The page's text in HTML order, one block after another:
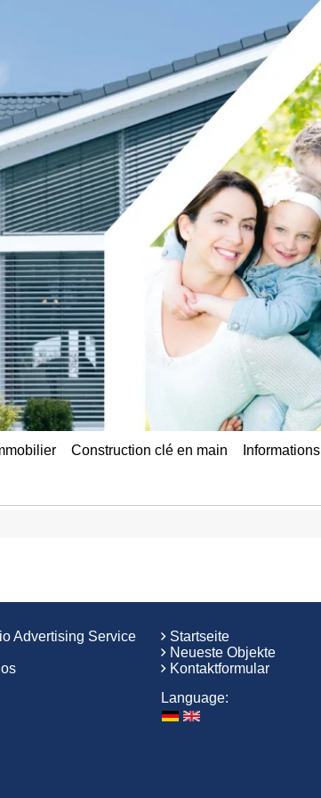
Construction clé en main Informations
Advertising Service
Startseite
Neueste Objekte
Kontaktformular
Language: